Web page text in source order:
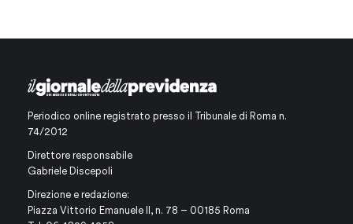
Periodico online registrato presso il Tribunale di Roma n.
74/2012
Direttore responsabile
Gabriele Discepoli
Direzione e redazione:
Piazza Vittorio Emanuele II, n. 78 – 00185 Roma